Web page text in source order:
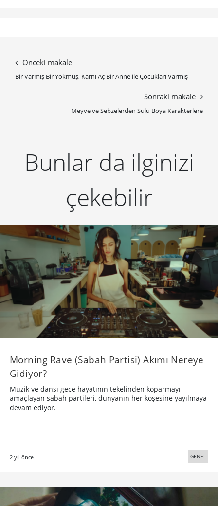
çekebilir
Morning Rave (Sabah Partisi) Akımı Nereye
Gidiyor?
Müzik ve dansı gece hayatının tekelinden koparmayı
amaçlayan sabah partileri, dünyanın her köşesine yayılmaya
devam ediyor.
GENEL
Anıları Yeniden Hatırlamak Paha Biçilemez
reklam filminde, karşımıza bir baba kızın kalplere dokunan
hikayesiyle çıkıyor.